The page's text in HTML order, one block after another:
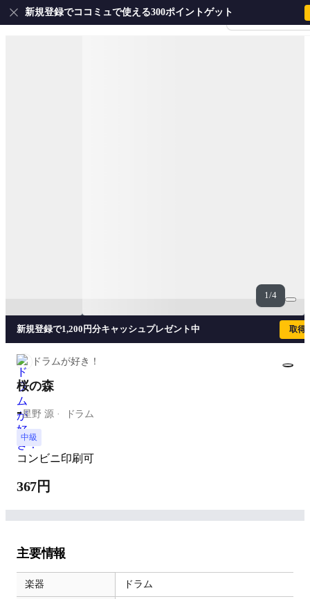
会員登録・ログイ
新規登録でココミュで使える300ポイントゲット
1/4
新規登録で1,200円分キャッシュプレゼント中 取得
ドラムが好き！
桜の森
-星野 源 ドラム
中級
コンビニ印刷可
367円
主要情報
楽器 ドラム